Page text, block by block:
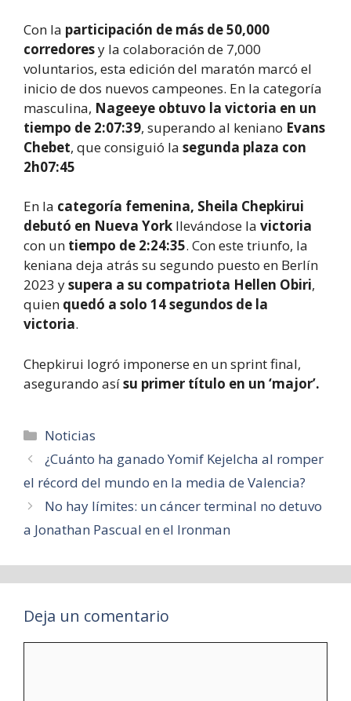
Con la participación de más de 50,000
corredoresy la colaboración de 7,000
voluntarios, esta edición del maratón marcó el
inicio de dos nuevos campeones. En la categoría
masculina, Nageeye obtuvo la victoria en un
tiempo de 2:07:39, superando al keniano Evans
Chebet, que consiguió la segunda plaza con
2h07:45
En la categoría femenina, Sheila Chepkirui
debutó en Nueva York llevándose la victoria
con un tiempo de 2:24:35. Con este triunfo, la
keniana deja atrás su segundo puesto en Berlín
2023 ysupera a su compatriota Hellen Obiri,
quien quedó a solo 14 segundos de la
victoria.
Chepkirui logró imponerse en un sprint final,
asegurando asísu primer título en un ‘major’.
Categorías
Noticias
¿Cuánto ha ganado Yomif Kejelcha al romper
el récord del mundo en la media de Valencia?
No hay límites: un cáncer terminal no detuvo
a Jonathan Pascual en el Ironman
Deja un comentario